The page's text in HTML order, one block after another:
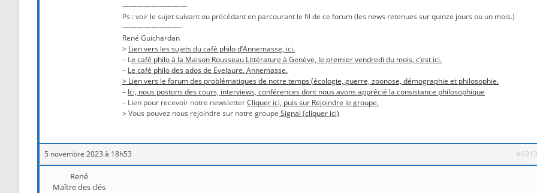
—————————
Ps : voir le sujet suivant ou précédant en parcourant le fil de ce forum (les news retenues sur quinze jours ou un mois.)
————————-
René Guichardan
> Lien vers les sujets du café philo d’Annemasse, ici.
– Le café philo à la Maison Rousseau Littérature à Genève, le premier vendredi du mois, c’est ici.
– Le café philo des ados de Evelaure. Annemasse.
> Lien vers le forum des problématiques de notre temps (écologie, guerre, zoonose, démographie et philosophie.
– Ici, nous postons des cours, interviews, conférences dont nous avons apprécié la consistance philosophique
– Lien pour recevoir notre newsletterCliquer ici, puis sur Rejoindre le groupe.
> Vous pouvez nous rejoindre sur notre groupe Signal (cliquer ici)
5 novembre 2023 à 18h53
René
Maître des clés